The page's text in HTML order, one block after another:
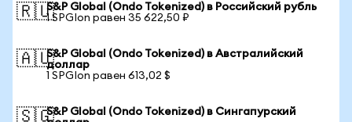
🇷🇺S&P Global (Ondo Tokenized) в Российский рубль
1 SPGIon равен 35 622,50 ₽
🇦🇺S&P Global (Ondo Tokenized) в Австралийский
доллар
1 SPGIon равен 613,02 $
🇸🇬S&P Global (Ondo Tokenized) в Сингапурский